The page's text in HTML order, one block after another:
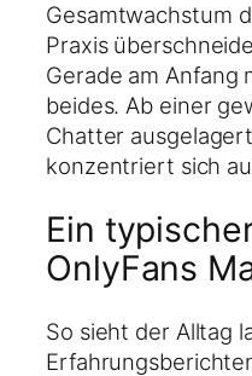
Gesamtwachstum
Praxis
Gerade am Anfang
beides. Ab einer
Chatter
konzentriert sich
Ein
OnlyFans
So sieht der Alltag